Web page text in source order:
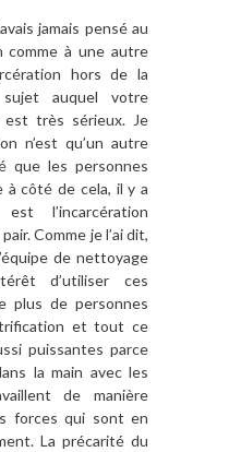
jamais pensé au
comme à une autre
hors de la
auquel votre
très sérieux. Je
n’est qu’un autre
que les personnes
à côté de cela, il y a
l’incarcération
Comme je l’ai dit,
de nettoyage
d’utiliser ces
plus de personnes
et tout ce
puissantes parce
la main avec les
de manière
forces qui sont en
La précarité du